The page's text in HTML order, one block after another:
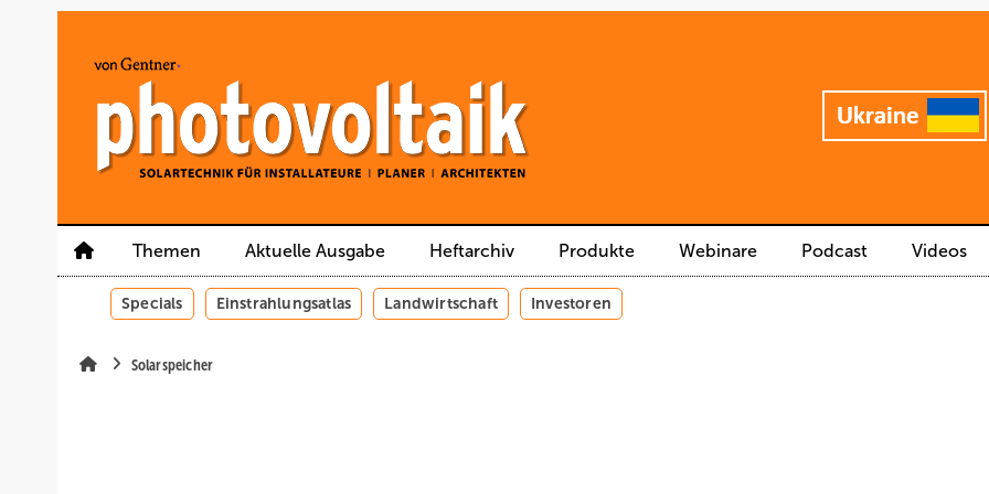
Themen Aktuelle Ausgabe Heftarchiv Produkte Webinare Podcast Videos
Specials Einstrahlungsatlas Landwirtschaft Investoren
Solarspeicher